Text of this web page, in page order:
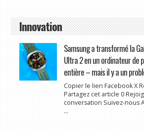
Innovation
Samsung a transformé la
Ultra 2 en un ordinateur de
entière – mais il y a un
Copier le lien Facebook X
Partagez cet article 0
conversation Suivez-nous
...